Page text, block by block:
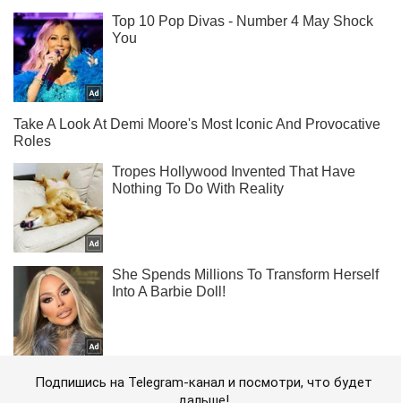
Подпишись на Telegram-канал и посмотри, что будет